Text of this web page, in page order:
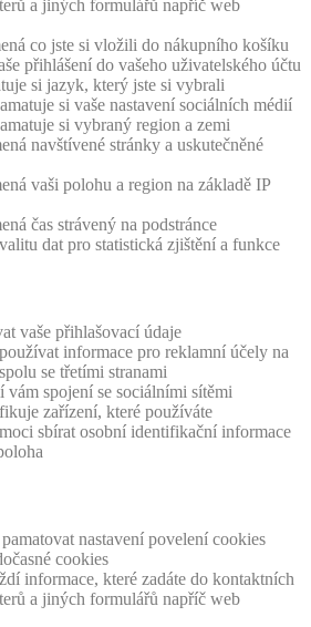
a jiných formulářů napříč web
co jste si vložili do nákupního košíku
přihlášení do vašeho uživatelského účtu
si jazyk, který jste si vybrali
si vaše nastavení sociálních médií
si vybraný region a zemi
navštívené stránky a uskutečněné
vaši polohu a region na základě IP
čas strávený na podstránce
dat pro statistická zjištění a funkce
vaše přihlašovací údaje
informace pro reklamní účely na
se třetími stranami
spojení se sociálními sítěmi
zařízení, které používáte
sbírat osobní identifikační informace
nastavení povelení cookies
cookies
informace, které zadáte do kontaktních
a jiných formulářů napříč web